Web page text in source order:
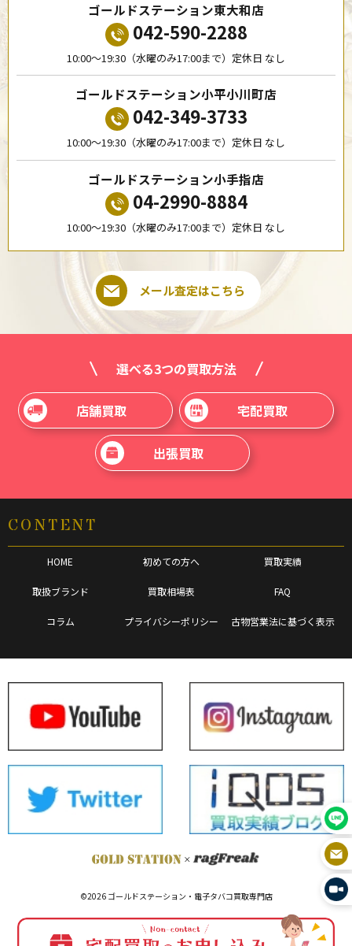
ゴールドステーション東大和店
042-590-2288
10:00〜19:30（水曜のみ17:00まで）定休日 なし
ゴールドステーション小平小川町店
042-349-3733
10:00〜19:30（水曜のみ17:00まで）定休日 なし
ゴールドステーション小手指店
04-2990-8884
10:00〜19:30（水曜のみ17:00まで）定休日 なし
メール査定はこちら
選べる3つの買取方法
店舗買取 宅配買取
出張買取
CONTENT
HOME 初めての方へ 買取実績
取扱ブランド 買取相場表 FAQ
コラム プライバシーポリシー 古物営業法に基づく表示
©2026 ゴールドステーション・電子タバコ買取専門店